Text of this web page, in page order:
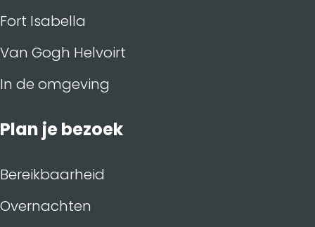
Fort Isabella
Van Gogh Helvoirt
In de omgeving
Plan je bezoek
Bereikbaarheid
Overnachten